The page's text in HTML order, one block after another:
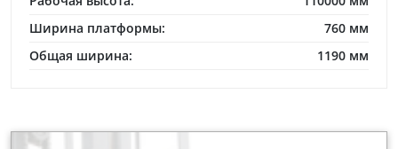
Ширина платформы:
760 мм
Общая ширина:
1190 мм